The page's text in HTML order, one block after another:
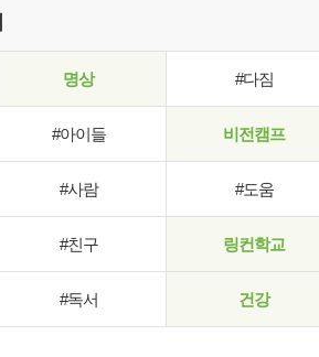
명상 #다짐
#아이들 비전캠프
#사람 #도움
#친구 링컨학교
#독서 건강